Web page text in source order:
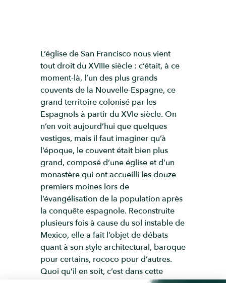
L’église de San Francisco nous vient
tout droit du XVIIIe siècle : c’était, à ce
moment-là, l’un des plus grands
couvents de la Nouvelle-Espagne, ce
grand territoire colonisé par les
Espagnols à partir du XVIe siècle. On
n’en voit aujourd’hui que quelques
vestiges, mais il faut imaginer qu’à
l’époque, le couvent était bien plus
grand, composé d’une église et d’un
monastère qui ont accueilli les douze
premiers moines lors de
l’évangélisation de la population après
la conquête espagnole. Reconstruite
plusieurs fois à cause du sol instable de
Mexico, elle a fait l’objet de débats
quant à son style architectural, baroque
pour certains, rococo pour d’autres.
Quoi qu’il en soit, c’est dans cette